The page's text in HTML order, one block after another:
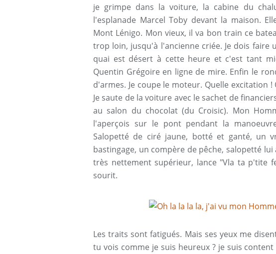
je grimpe dans la voiture, la cabine du
l'esplanade Marcel Toby devant la maison.
Mont Lénigo. Mon vieux, il va bon train ce
trop loin, jusqu'à l'ancienne criée. Je dois faire
quai est désert à cette heure et c'est tant
Quentin Grégoire en ligne de mire. Enfin le
d'armes. Je coupe le moteur. Quelle excitation
Je saute de la voiture avec le sachet de
au salon du chocolat (du Croisic). Mon
l'aperçois sur le pont pendant la
Salopetté de ciré jaune, botté et ganté, un
bastingage, un compère de pêche, salopetté
très nettement supérieur, lance "Vla ta p'tite
sourit.
Les traits sont fatigués. Mais ses yeux me
tu vois comme je suis heureux ? je suis